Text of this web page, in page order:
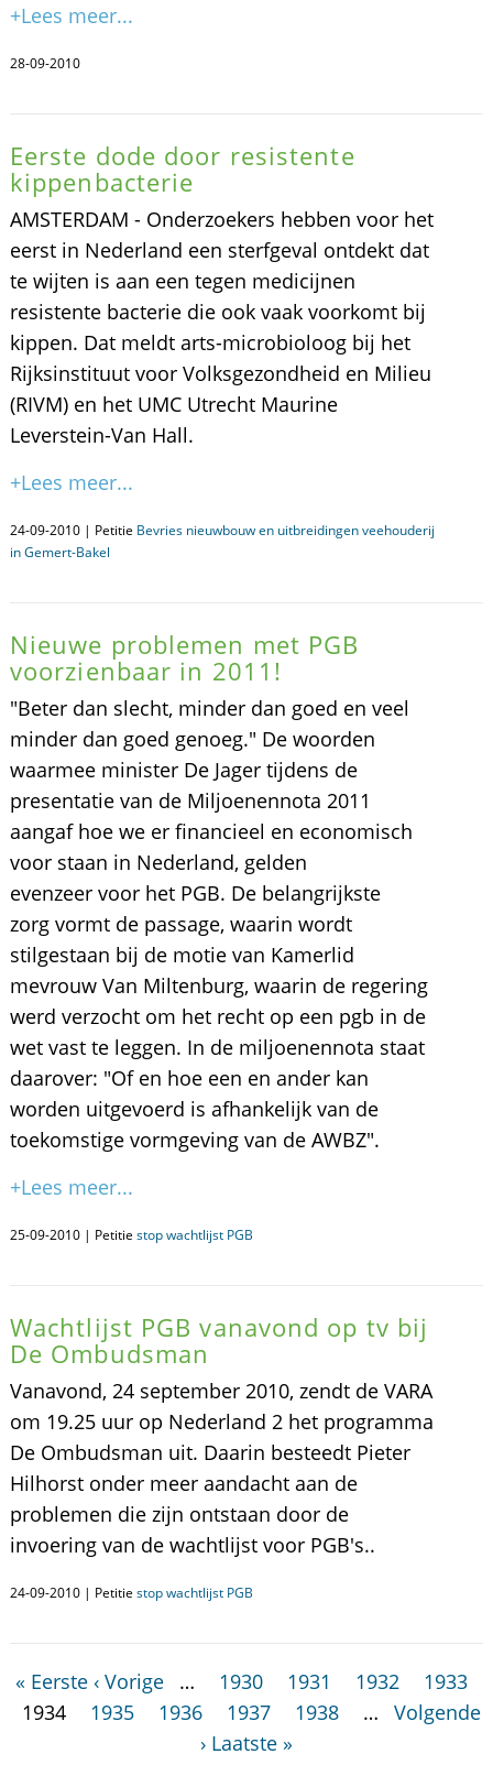
+Lees meer...
28-09-2010
Eerste dode door resistente
kippenbacterie
AMSTERDAM - Onderzoekers hebben voor het
eerst in Nederland een sterfgeval ontdekt dat
te wijten is aan een tegen medicijnen
resistente bacterie die ook vaak voorkomt bij
kippen. Dat meldt arts-microbioloog bij het
Rijksinstituut voor Volksgezondheid en Milieu
(RIVM) en het UMC Utrecht Maurine
Leverstein-Van Hall.
+Lees meer...
24-09-2010 | Petitie Bevries nieuwbouw en uitbreidingen veehouderij
in Gemert-Bakel
Nieuwe problemen met PGB
voorzienbaar in 2011!
"Beter dan slecht, minder dan goed en veel
minder dan goed genoeg." De woorden
waarmee minister De Jager tijdens de
presentatie van de Miljoenennota 2011
aangaf hoe we er financieel en economisch
voor staan in Nederland, gelden
evenzeer voor het PGB. De belangrijkste
zorg vormt de passage, waarin wordt
stilgestaan bij de motie van Kamerlid
mevrouw Van Miltenburg, waarin de regering
werd verzocht om het recht op een pgb in de
wet vast te leggen. In de miljoenennota staat
daarover: "Of en hoe een en ander kan
worden uitgevoerd is afhankelijk van de
toekomstige vormgeving van de AWBZ".
+Lees meer...
25-09-2010 | Petitie stop wachtlijst PGB
Wachtlijst PGB vanavond op tv bij
De Ombudsman
Vanavond, 24 september 2010, zendt de VARA
om 19.25 uur op Nederland 2 het programma
De Ombudsman uit. Daarin besteedt Pieter
Hilhorst onder meer aandacht aan de
problemen die zijn ontstaan door de
invoering van de wachtlijst voor PGB's..
24-09-2010 | Petitie stop wachtlijst PGB
« Eerste ‹ Vorige … 1930 1931 1932
1933
1934
1935 1936 1937 1938 …
Volgende
› Laatste »